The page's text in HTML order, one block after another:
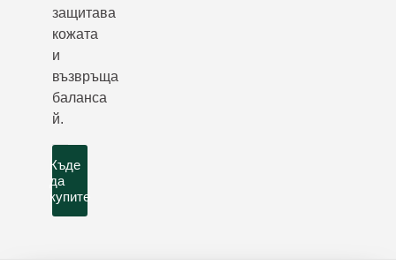
защитава
кожата
и
възвръща
баланса
й.
Къде
да
купите